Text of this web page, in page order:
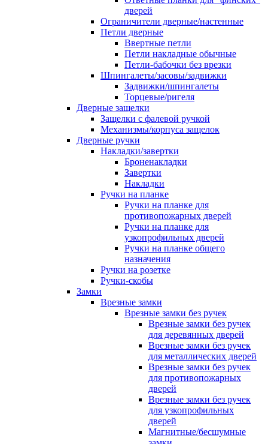
дверей
Ограничители дверные/настенные
Петли дверные
Ввертные петли
Петли накладные обычные
Петли-бабочки без врезки
Шпингалеты/засовы/задвижки
Задвижки/шпингалеты
Торцевые/ригеля
Дверные защелки
Защелки с фалевой ручкой
Механизмы/корпуса защелок
Дверные ручки
Накладки/завертки
Броненакладки
Завертки
Накладки
Ручки на планке
Ручки на планке для
противопожарных дверей
Ручки на планке для
узкопрофильных дверей
Ручки на планке общего
назначения
Ручки на розетке
Ручки-скобы
Замки
Врезные замки
Врезные замки без ручек
Врезные замки без ручек
для деревянных дверей
Врезные замки без ручек
для металлических дверей
Врезные замки без ручек
для противопожарных
дверей
Врезные замки без ручек
для узкопрофильных
дверей
Магнитные/бесшумные